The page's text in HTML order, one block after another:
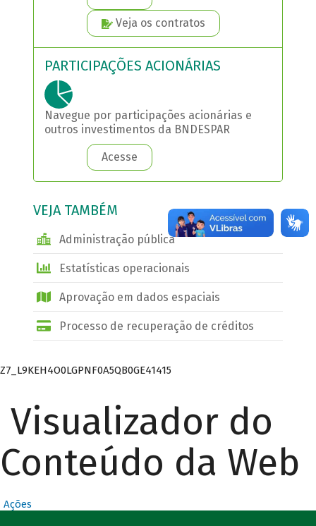
Veja os contratos
PARTICIPAÇÕES ACIONÁRIAS
Navegue por participações acionárias e
outros investimentos da BNDESPAR
Acesse
VEJA TAMBÉM
Administração pública
Estatísticas operacionais
Aprovação em dados espaciais
Processo de recuperação de créditos
Z7_L9KEH4O0LGPNF0A5QB0GE41415
Visualizador do
Conteúdo da Web
Ações